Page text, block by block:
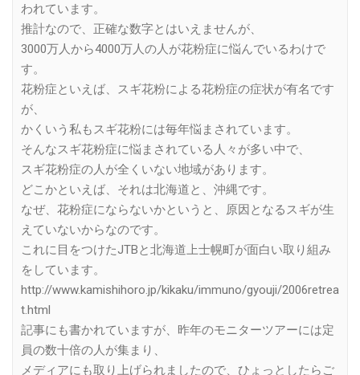
われています。
推計なので、正確な数字とはいえませんが、
3000万人から4000万人の人が花粉症に悩んでいるわけで
す。
花粉症といえば、スギ花粉による花粉症の症状が有名です
が、
かくいう私もスギ花粉には毎年悩まされています。
そんなスギ花粉症に悩まされている人々が多い中で、
スギ花粉症の人が全くいない地域があります。
どこかといえば、それは北海道と、沖縄です。
なぜ、花粉症にならないかというと、原因となるスギが生
えていないからなのです。
これに目をつけたJTBと北海道上士幌町が面白い取り組み
をしています。
http://www.kamishihoro.jp/kikaku/immuno/gyouji/2006retrea
t.html
記事にも書かれていますが、昨年のモニターツアーには定
員の数十倍の人が集まり、
メディアにも取り上げられましたので、ひょっとしたらご